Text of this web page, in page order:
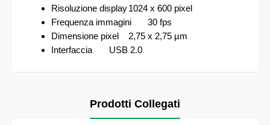
Risoluzione display1024 x 600 pixel
Frequenza immagini
30 fps
Dimensione pixel
2,75 x 2,75 µm
Interfaccia
USB 2.0
Prodotti Collegati